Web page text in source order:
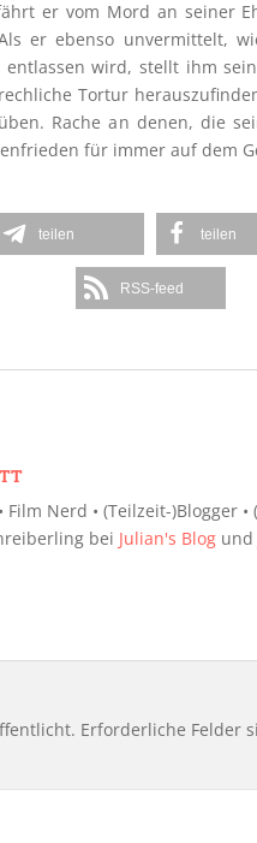
er vom Mord an seiner
er ebenso unvermittelt,
wird, stellt ihm
Tortur
Rache an denen, die
für immer auf dem
teilen teilen
RSS-feed
Nerd • (Teilzeit-)Blogger
bei Julian's Blog und
Erforderliche Felder